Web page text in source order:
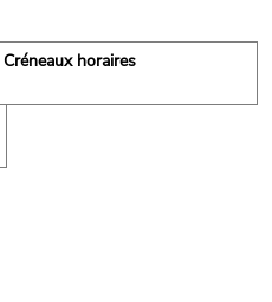
Créneaux horaires